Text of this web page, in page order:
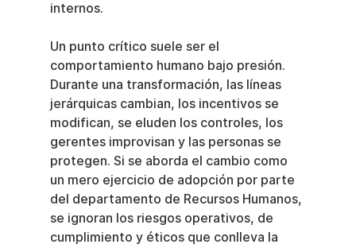
internos.
Un punto crítico suele ser el
comportamiento humano bajo presión.
Durante una transformación, las líneas
jerárquicas cambian, los incentivos se
modifican, se eluden los controles, los
gerentes improvisan y las personas se
protegen. Si se aborda el cambio como
un mero ejercicio de adopción por parte
del departamento de Recursos Humanos,
se ignoran los riesgos operativos, de
cumplimiento y éticos que conlleva la